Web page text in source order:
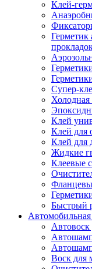
Клей-
Герметик
Супер-
Холодная
Клей
Клей для
Клей для
Жидкие
Клеевые
Быстрый
Автовоск
Воск для